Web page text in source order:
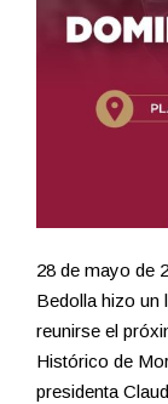
28 de mayo de
Bedolla hizo un
reunirse el
Histórico de
presidenta